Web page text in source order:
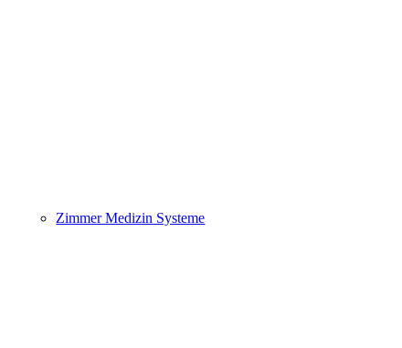
Zimmer Medizin Systeme